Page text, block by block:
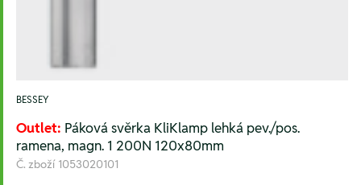
BESSEY
Outlet: Páková svěrka KliKlamp lehká pev./pos.
ramena, magn. 1 200N 120x80mm
Č. zboží 1053020101